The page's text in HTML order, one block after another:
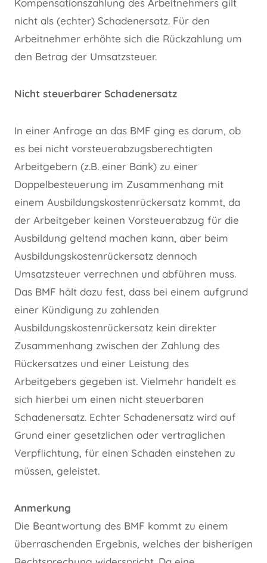
Kompensationszahlung des Arbeitnehmers gilt
nicht als (echter) Schadenersatz. Für den
Arbeitnehmer erhöhte sich die Rückzahlung um
den Betrag der Umsatzsteuer.
Nicht steuerbarer Schadenersatz
In einer Anfrage an das BMF ging es darum, ob
es bei nicht vorsteuerabzugsberechtigten
Arbeitgebern (z.B. einer Bank) zu einer
Doppelbesteuerung im Zusammenhang mit
einem Ausbildungskostenrückersatz kommt, da
der Arbeitgeber keinen Vorsteuerabzug für die
Ausbildung geltend machen kann, aber beim
Ausbildungskostenrückersatz dennoch
Umsatzsteuer verrechnen und abführen muss.
Das BMF hält dazu fest, dass bei einem aufgrund
einer Kündigung zu zahlenden
Ausbildungskostenrückersatz kein direkter
Zusammenhang zwischen der Zahlung des
Rückersatzes und einer Leistung des
Arbeitgebers gegeben ist. Vielmehr handelt es
sich hierbei um einen nicht steuerbaren
Schadenersatz. Echter Schadenersatz wird auf
Grund einer gesetzlichen oder vertraglichen
Verpflichtung, für einen Schaden einstehen zu
müssen, geleistet.
Anmerkung
Die Beantwortung des BMF kommt zu einem
überraschenden Ergebnis, welches der bisherigen